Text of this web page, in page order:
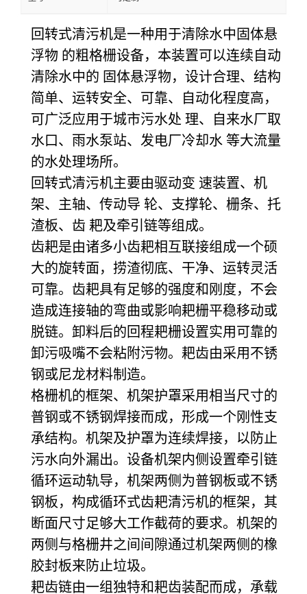
回转式清污机是一种用于清除水中固体悬
浮物 的粗格栅设备，本装置可以连续自动
清除水中的 固体悬浮物，设计合理、结构
简单、运转安全、可靠、自动化程度高，
可广泛应用于城市污水处 理、自来水厂取
水口、雨水泵站、发电厂冷却水 等大流量
的水处理场所。
回转式清污机主要由驱动变 速装置、机
架、主轴、传动导 轮、支撑轮、栅条、托
渣板、齿 耙及牵引链等组成。
齿耙是由诸多小齿耙相互联接组成一个硕
大的旋转面，捞渣彻底、干净、运转灵活
可靠。齿耙具有足够的强度和刚度，不会
造成连接轴的弯曲或影响耙栅平稳移动或
脱链。卸料后的回程耙栅设置实用可靠的
卸污吸嘴不会粘附污物。耙齿由采用不锈
钢或尼龙材料制造。
格栅机的框架、机架护罩采用相当尺寸的
普钢或不锈钢焊接而成，形成一个刚性支
承结构。机架及护罩为连续焊接，以防止
污水向外漏出。设备机架内侧设置牵引链
循环运动轨导，机架两侧为普钢板或不锈
钢板，构成循环式齿耙清污机的框架，其
断面尺寸足够大工作截荷的要求。机架的
两侧与格栅井之间间隙通过机架两侧的橡
胶封板来防止垃圾。
耙齿链由一组独特和耙齿装配而成，承载